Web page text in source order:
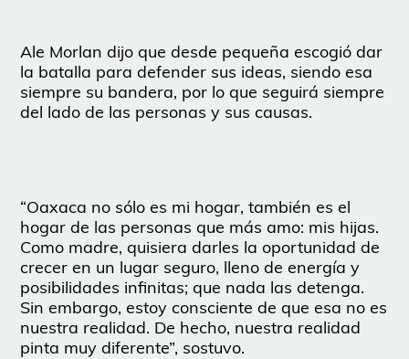
Ale Morlan dijo que desde pequeña escogió dar
la batalla para defender sus ideas, siendo esa
siempre su bandera, por lo que seguirá siempre
del lado de las personas y sus causas.
“Oaxaca no sólo es mi hogar, también es el
hogar de las personas que más amo: mis hijas.
Como madre, quisiera darles la oportunidad de
crecer en un lugar seguro, lleno de energía y
posibilidades infinitas; que nada las detenga.
Sin embargo, estoy consciente de que esa no es
nuestra realidad. De hecho, nuestra realidad
pinta muy diferente”, sostuvo.